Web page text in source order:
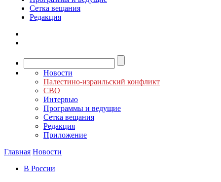
Сетка вещания
Редакция
Новости
Палестино-израильский конфликт
СВО
Интервью
Программы и ведущие
Сетка вещания
Редакция
Приложение
Главная Новости
В России